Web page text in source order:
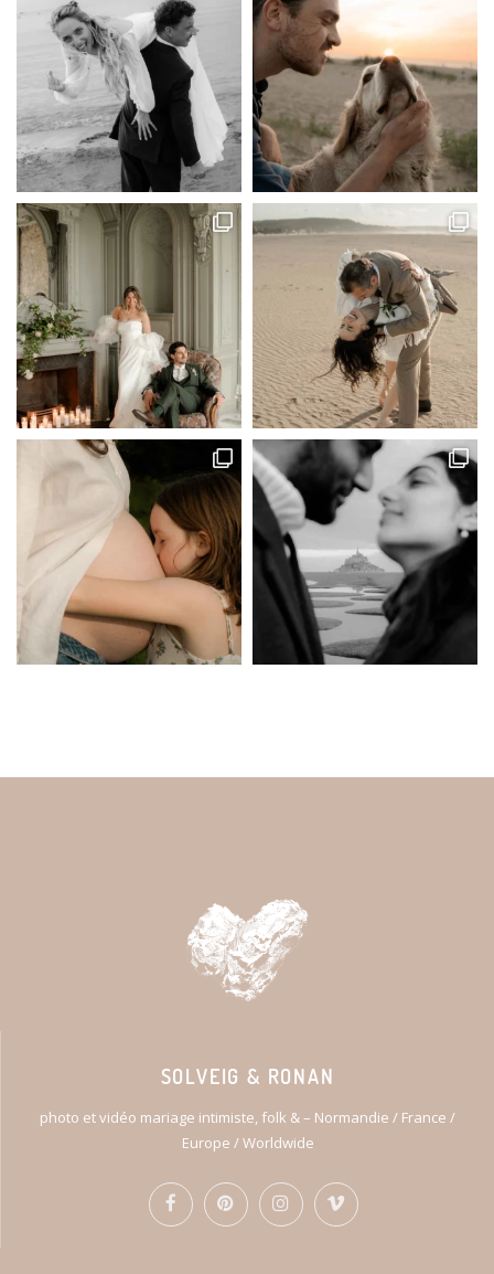
SOLVEIG & RONAN
photo et vidéo mariage intimiste, folk & – Normandie / France /
Europe / Worldwide